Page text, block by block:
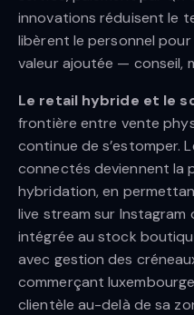
innovations réduisent le
libèrent le personnel
valeur ajoutée — conseil,
Le retail hybride et le
frontière entre vente
continue de s’estomper.
connectés deviennent la
hybridation, en
live stream sur
intégrée au stock
avec gestion des
commerçant
clientèle au-delà de sa